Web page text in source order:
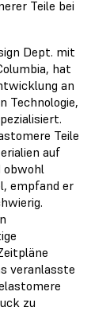
Teile bei
Dept. mit
hat
an
Technologie,
Teile
auf
obwohl
empfand er
veranlasste
zu